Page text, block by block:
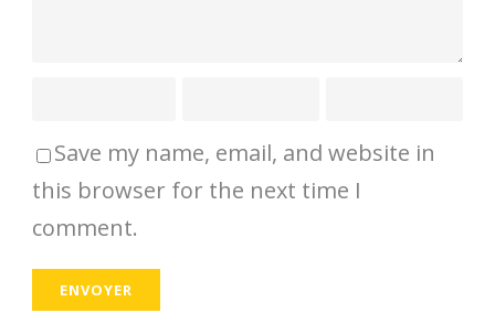
Save my name, email, and website in
this browser for the next time I
comment.